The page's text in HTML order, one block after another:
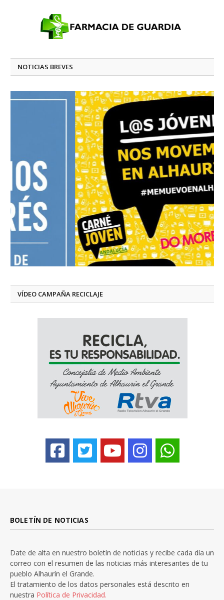
NOTICIAS BREVES
VÍDEO CAMPAÑA RECICLAJE
BOLETÍN DE NOTICIAS
Date de alta en nuestro boletín de noticias y recibe cada día un
correo con el resumen de las noticias más interesantes de tu
pueblo Alhaurín el Grande.
El tratamiento de los datos personales está descrito en
nuestra Política de Privacidad.